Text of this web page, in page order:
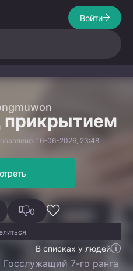
Войти
прикрытием
16-06-2026, 23:48
В списках у людей
0
7-го ранга